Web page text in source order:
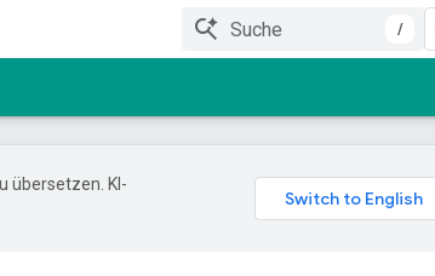
/
übersetzen. KI-